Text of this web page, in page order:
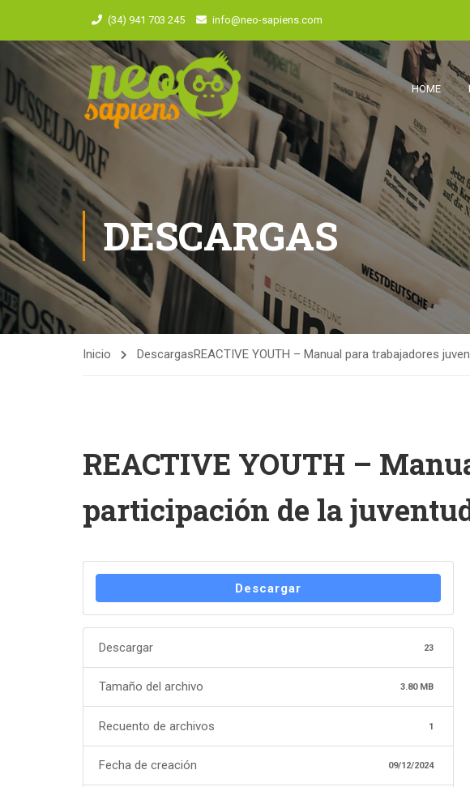
(34) 941 703 245 info@neo-sapiens.com
HOME
DESCARGAS
Inicio DescargasREACTIVE YOUTH – Manual para trabajadores
REACTIVE YOUTH –
participación de la
Descargar
Descargar 23
Tamaño del archivo 3.80 MB
Recuento de archivos 1
Fecha de creación 09/12/2024